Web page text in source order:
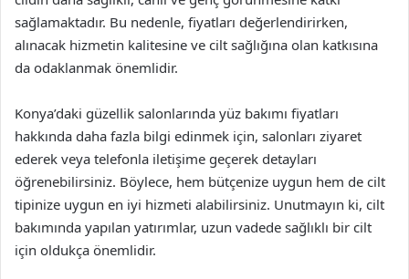
sağlamaktadır. Bu nedenle, fiyatları değerlendirirken,
alınacak hizmetin kalitesine ve cilt sağlığına olan katkısına
da odaklanmak önemlidir.
Konya’daki güzellik salonlarında yüz bakımı fiyatları
hakkında daha fazla bilgi edinmek için, salonları ziyaret
ederek veya telefonla iletişime geçerek detayları
öğrenebilirsiniz. Böylece, hem bütçenize uygun hem de cilt
tipinize uygun en iyi hizmeti alabilirsiniz. Unutmayın ki, cilt
bakımında yapılan yatırımlar, uzun vadede sağlıklı bir cilt
için oldukça önemlidir.